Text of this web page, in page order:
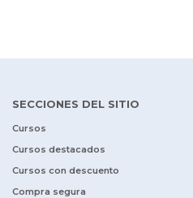
SECCIONES DEL SITIO
Cursos
Cursos destacados
Cursos con descuento
Compra segura